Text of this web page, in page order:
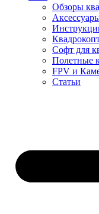
Обзоры
Софт для
Полетные
FPV и
Статьи